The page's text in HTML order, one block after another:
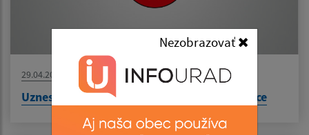
Nezobrazovať
29.04.2026
Uznesenie č. 244/2026 - prevod majetku obce